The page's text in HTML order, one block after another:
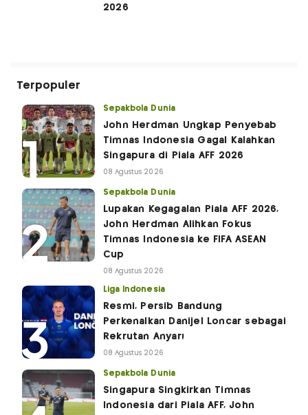
2026
Terpopuler
Sepakbola Dunia
John Herdman Ungkap Penyebab
Timnas Indonesia Gagal Kalahkan
Singapura di Piala AFF 2026
08 Agustus 2026
Sepakbola Dunia
Lupakan Kegagalan Piala AFF 2026,
John Herdman Alihkan Fokus
Timnas Indonesia ke FIFA ASEAN
Cup
08 Agustus 2026
Liga Indonesia
Resmi, Persib Bandung
Perkenalkan Danijel Loncar sebagai
Rekrutan Anyar!
08 Agustus 2026
Sepakbola Dunia
Singapura Singkirkan Timnas
Indonesia dari Piala AFF, John